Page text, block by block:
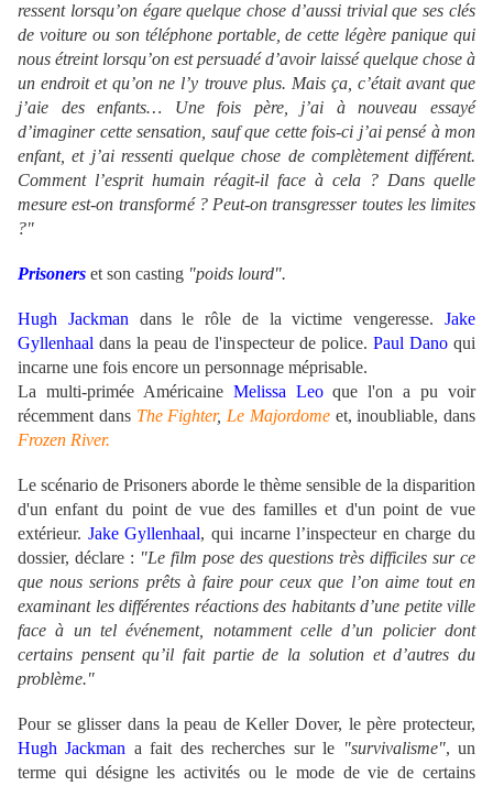
ressent lorsqu’on égare quelque chose d’aussi trivial que ses clés
de voiture ou son téléphone portable, de cette légère panique qui
nous étreint lorsqu’on est persuadé d’avoir laissé quelque chose à
un endroit et qu’on ne l’y trouve plus. Mais ça, c’était avant que
j’aie des enfants… Une fois père, j’ai à nouveau essayé
d’imaginer cette sensation, sauf que cette fois-ci j’ai pensé à mon
enfant, et j’ai ressenti quelque chose de complètement différent.
Comment l’esprit humain réagit-il face à cela ? Dans quelle
mesure est-on transformé ? Peut-on transgresser toutes les limites
?"
Prisoners et son casting "poids lourd".
Hugh Jackmandans le rôle de la victime vengeresse.Jake
Gyllenhaal dans la peau de l'inspecteur de police. Paul Danoqui
incarne une fois encore un personnage méprisable.
La multi-primée Américaine Melissa Leoque l'on a pu voir
récemment dans The Fighter, Le Majordomeet, inoubliable, dans
Frozen River.
Le scénario de Prisoners aborde le thème sensible de la disparition
d'un enfant du point de vue des familles et d'un point de vue
extérieur. Jake Gyllenhaal, qui incarne l’inspecteur en charge du
dossier, déclare : "Le film pose des questions très difficiles sur ce
que nous serions prêts à faire pour ceux que l’on aime tout en
examinant les différentes réactions des habitants d’une petite ville
face à un tel événement, notamment celle d’un policier dont
certains pensent qu’il fait partie de la solution et d’autres du
problème."
Pour se glisser dans la peau de Keller Dover, le père protecteur,
Hugh Jackman a fait des recherches sur le "survivalisme", un
terme qui désigne les activités ou le mode de vie de certains